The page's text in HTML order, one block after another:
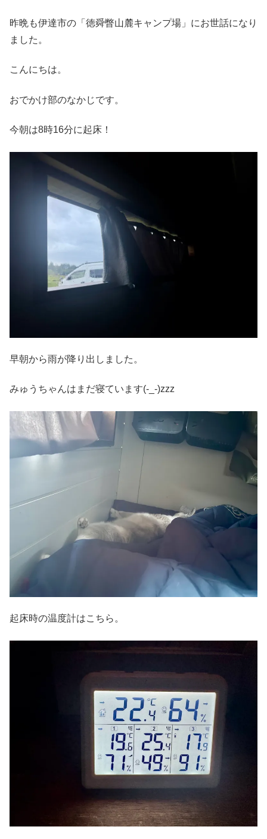
昨晩も伊達市の「徳舜瞥山麓キャンプ場」にお世話になり
ました。
こんにちは。
おでかけ部のなかじです。
今朝は8時16分に起床！
早朝から雨が降り出しました。
みゅうちゃんはまだ寝ています(-_-)zzz
起床時の温度計はこちら。